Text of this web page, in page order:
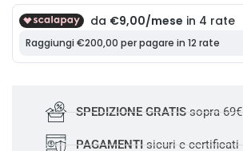
SPEDIZIONE GRATISsopra 69€
PAGAMENTI sicuri e certificati